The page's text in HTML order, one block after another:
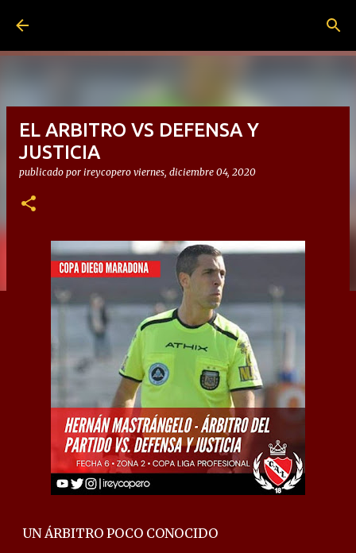
EL ARBITRO VS DEFENSA Y
JUSTICIA
publicado por ireycopero viernes, diciembre 04, 2020
UN ÁRBITRO POCO CONOCIDO